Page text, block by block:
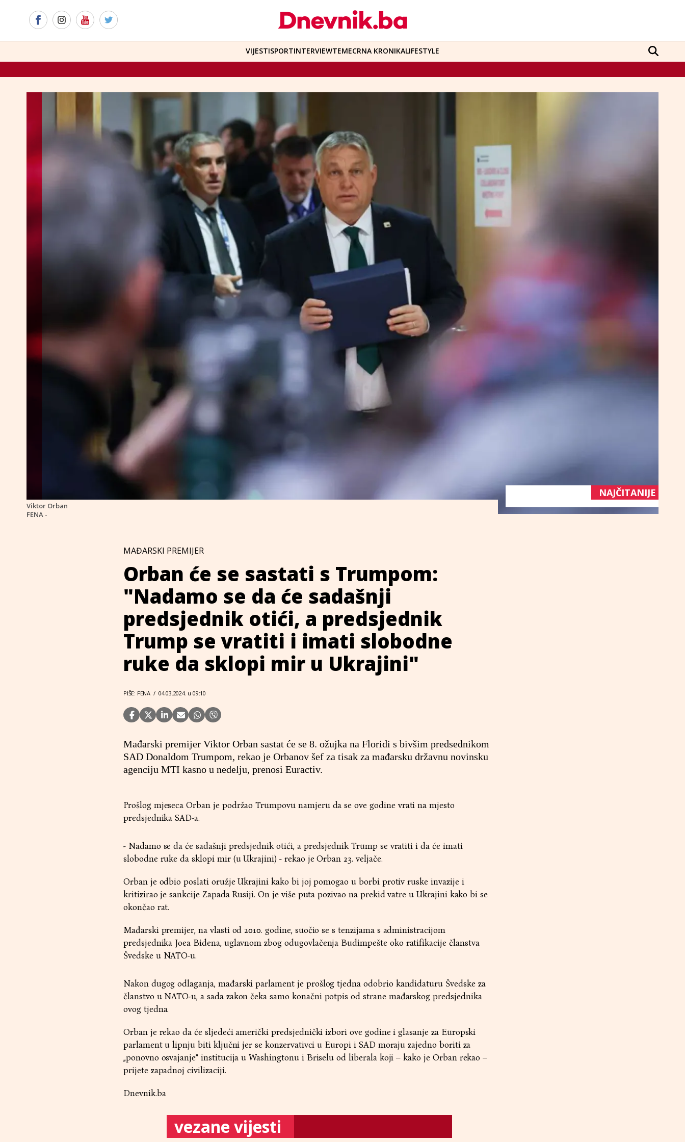
VIJESTISPORTINTERVIEWTEMECRNA KRONIKALIFESTYLE
Viktor Orban
FENA -
MAĐARSKI PREMIJER
Orban će se sastati s Trumpom:
"Nadamo se da će sadašnji
predsjednik otići, a predsjednik
Trump se vratiti i imati slobodne
ruke da sklopi mir u Ukrajini"
PIŠE: FENA / 04.03.2024. u 09:10
Mađarski premijer Viktor Orban sastat će se 8. ožujka na Floridi s bivšim predsednikom
SAD Donaldom Trumpom, rekao je Orbanov šef za tisak za mađarsku državnu novinsku
agenciju MTI kasno u nedelju, prenosi Euractiv.
Prošlog mjeseca Orban je podržao Trumpovu namjeru da se ove godine vrati na mjesto
predsjednika SAD-a.
- Nadamo se da će sadašnji predsjednik otići, a predsjednik Trump se vratiti i da će imati
slobodne ruke da sklopi mir (u Ukrajini) - rekao je Orban 23. veljače.
Orban je odbio poslati oružje Ukrajini kako bi joj pomogao u borbi protiv ruske invazije i
kritizirao je sankcije Zapada Rusiji. On je više puta pozivao na prekid vatre u Ukrajini kako bi se
okončao rat.
Mađarski premijer, na vlasti od 2010. godine, suočio se s tenzijama s administracijom
predsjednika Joea Bidena, uglavnom zbog odugovlačenja Budimpešte oko ratifikacije članstva
Švedske u NATO-u.
Nakon dugog odlaganja, mađarski parlament je prošlog tjedna odobrio kandidaturu Švedske za
članstvo u NATO-u, a sada zakon čeka samo konačni potpis od strane mađarskog predsjednika
ovog tjedna.
Orban je rekao da će sljedeći američki predsjednički izbori ove godine i glasanje za Europski
parlament u lipnju biti ključni jer se konzervativci u Europi i SAD moraju zajedno boriti za
„ponovno osvajanje” institucija u Washingtonu i Briselu od liberala koji – kako je Orban rekao –
prijete zapadnoj civilizaciji.
Dnevnik.ba
vezane vijesti
NAJČITANIJE